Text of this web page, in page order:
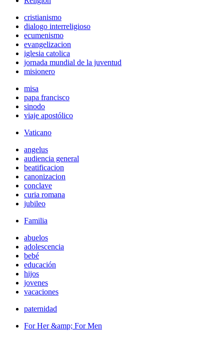
cristianismo
dialogo interreligioso
ecumenismo
evangelizacion
iglesia catolica
jornada mundial de la juventud
misionero
misa
papa francisco
sinodo
viaje apostólico
Vaticano
angelus
audiencia general
beatificacion
canonizacion
conclave
curia romana
jubileo
Familia
abuelos
adolescencia
bebé
educación
hijos
jovenes
vacaciones
paternidad
For Her &amp; For Men